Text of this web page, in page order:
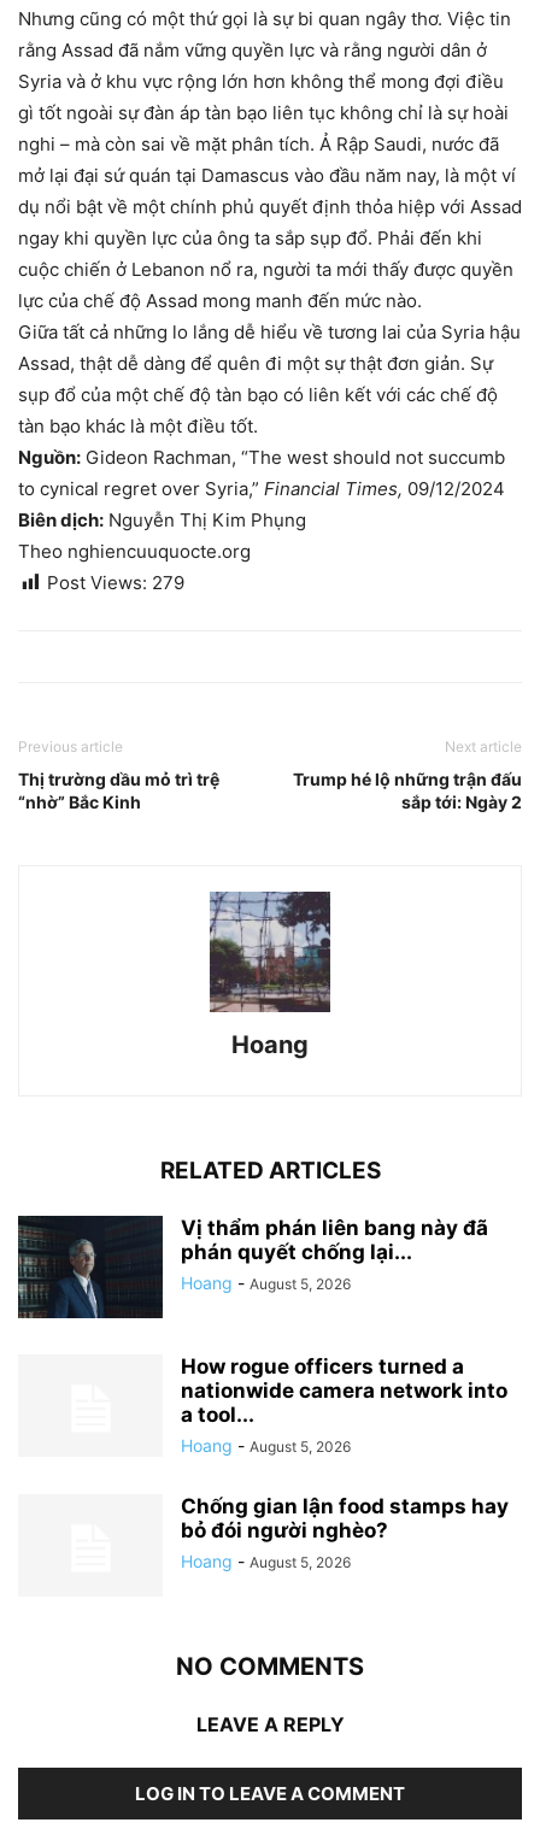
Nhưng cũng có một thứ gọi là sự bi quan ngây thơ. Việc tin
rằng Assad đã nắm vững quyền lực và rằng người dân ở
Syria và ở khu vực rộng lớn hơn không thể mong đợi điều
gì tốt ngoài sự đàn áp tàn bạo liên tục không chỉ là sự hoài
nghi – mà còn sai về mặt phân tích. Ả Rập Saudi, nước đã
mở lại đại sứ quán tại Damascus vào đầu năm nay, là một ví
dụ nổi bật về một chính phủ quyết định thỏa hiệp với Assad
ngay khi quyền lực của ông ta sắp sụp đổ. Phải đến khi
cuộc chiến ở Lebanon nổ ra, người ta mới thấy được quyền
lực của chế độ Assad mong manh đến mức nào.
Giữa tất cả những lo lắng dễ hiểu về tương lai của Syria hậu
Assad, thật dễ dàng để quên đi một sự thật đơn giản. Sự
sụp đổ của một chế độ tàn bạo có liên kết với các chế độ
tàn bạo khác là một điều tốt.
Nguồn: Gideon Rachman, “The west should not succumb
to cynical regret over Syria,” Financial Times, 09/12/2024
Biên dịch: Nguyễn Thị Kim Phụng
Theo nghiencuuquocte.org
Post Views: 279
Previous article
Thị trường dầu mỏ trì trệ
“nhờ” Bắc Kinh
Next article
Trump hé lộ những trận đấu
sắp tới: Ngày 2
Hoang
RELATED ARTICLES
Vị thẩm phán liên bang này đã
phán quyết chống lại...
Hoang - August 5, 2026
How rogue officers turned a
nationwide camera network into
a tool...
Hoang - August 5, 2026
Chống gian lận food stamps hay
bỏ đói người nghèo?
Hoang - August 5, 2026
NO COMMENTS
LEAVE A REPLY
LOG IN TO LEAVE A COMMENT